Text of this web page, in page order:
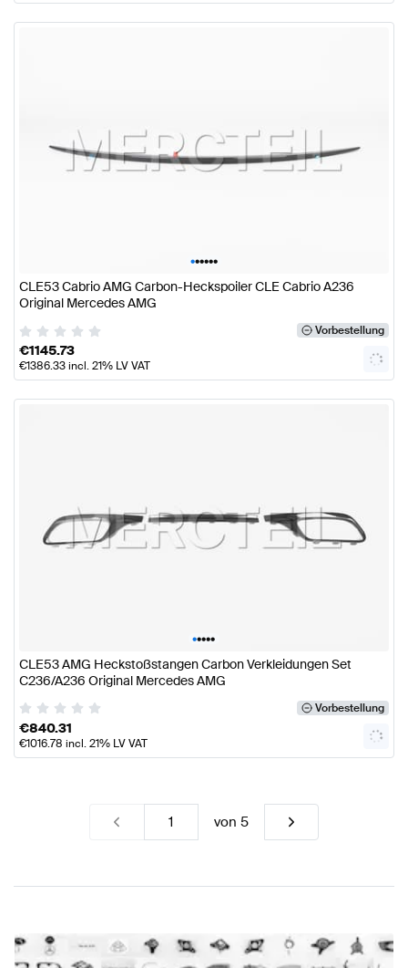
••••••
CLE53 Cabrio AMG Carbon-Heckspoiler CLE Cabrio A236
Original Mercedes AMG
Vorbestellung
€1145.73
€1386.33incl. 21% LV VAT
•••••
CLE53 AMG Heckstoßstangen Carbon Verkleidungen Set
C236/A236 Original Mercedes AMG
Vorbestellung
€840.31
€1016.78 incl. 21% LV VAT
von 5